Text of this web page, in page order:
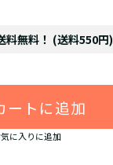
無料！ (送料550円)
ートに追加
に入りに追加